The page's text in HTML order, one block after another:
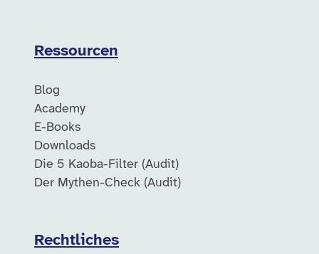
Ressourcen
Blog
Academy
E-Books
Downloads
Die 5 Kaoba-Filter (Audit)
Der Mythen-Check (Audit)
Rechtliches